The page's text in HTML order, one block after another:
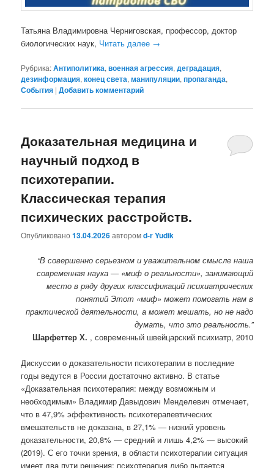
Татьяна Владимировна Черниговская, профессор, доктор
биологических наук, Читать далее →
Рубрика:Антиполитика,военная агрессия,деградация,
дезинформация,конец света,манипуляции,пропаганда,
События |Добавить комментарий
Доказательная медицина и
научный подход в
психотерапии.
Классическая терапия
психических расстройств.
Опубликовано13.04.2026авторомd-r Yudik
“В совершенно серьезном и уважительном смысле наша
современная наука — «миф о реальности», занимающий
место в ряду других классификаций психиатрических
понятий Этот «миф» может помогать нам в
практической деятельности, а может мешать, но не надо
думать, что это реальность.”
Шарфеттер Х. , современный швейцарский психиатр, 2010
Дискуссии о доказательности психотерапии в последние
годы ведутся в России достаточно активно. В статье
«Доказательная психотерапия: между возможным и
необходимым» Владимир Давыдович Менделевич отмечает,
что в 47,9% эффективность психотерапевтических
вмешательств не доказана, в 27,1% — низкий уровень
доказательности, 20,8% — средний и лишь 4,2% — высокий
(2019). С его точки зрения, в области психотерапии ситуация
имеет два пути решения: психотерапия либо пытается